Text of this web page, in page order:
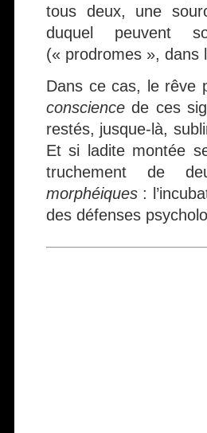
tous deux, une
duquel peuvent
(« prodromes », dans
Dans ce cas, le rêve
conscience de ces
restés, jusque-là,
Et si ladite montée
truchement de
morphéiques :
des défenses